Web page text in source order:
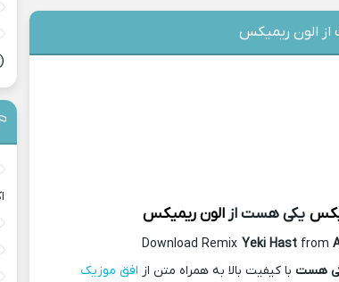
الون ریمیکس
یکی هست ازالون ریمیکس
Download Remix Yeki Hastfrom
هست با کیفیت بالا به همراه متن از افق موزیک